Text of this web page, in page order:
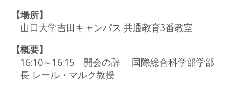
【場所】
山口大学吉田キャンパス 共通教育3番教室
【概要】
16:10～16:15 開会の辞 国際総合科学部学部
長 レール・マルク教授